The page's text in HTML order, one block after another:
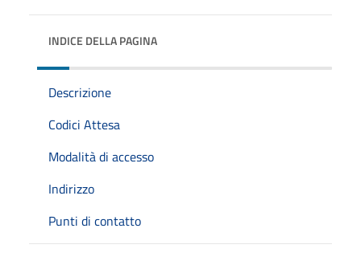
INDICE DELLA PAGINA
Descrizione
Codici Attesa
Modalità di accesso
Indirizzo
Punti di contatto